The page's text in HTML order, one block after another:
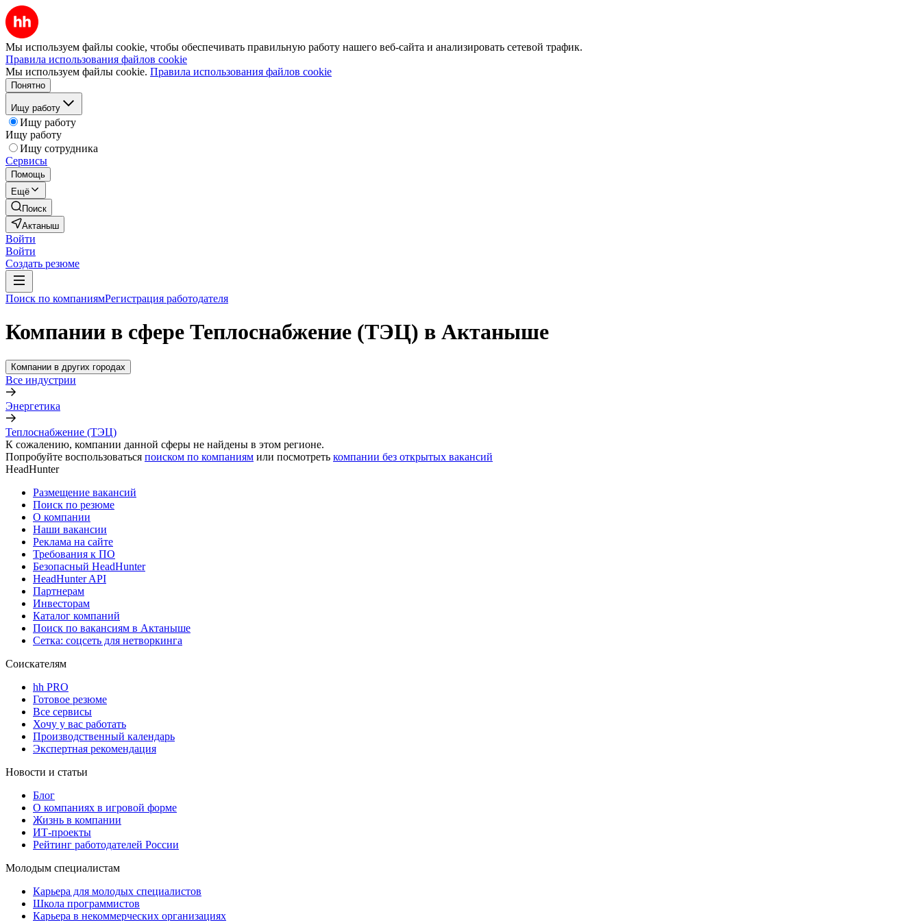
Мы используем файлы cookie, чтобы обеспечивать правильную работу нашего веб-сайта и анализировать сетевой трафик.
Правила использования файлов cookie
Мы используем файлы cookie. Правила использования файлов cookie
Понятно
Ищу работу
Ищу работу
Ищу работу
Ищу сотрудника
Сервисы
Помощь
Ещё
Поиск
Актаныш
Войти
Войти
Создать резюме
Поиск по компаниямРегистрация работодателя
Компании в сфере Теплоснабжение (ТЭЦ) в Актаныше
Компании в других городах
Все индустрии
Энергетика
Теплоснабжение (ТЭЦ)
К сожалению, компании данной сферы не найдены в этом регионе.
Попробуйте воспользоваться поиском по компаниям или посмотреть компании без открытых вакансий
HeadHunter
Размещение вакансий
Поиск по резюме
О компании
Наши вакансии
Реклама на сайте
Требования к ПО
Безопасный HeadHunter
HeadHunter API
Партнерам
Инвесторам
Каталог компаний
Поиск по вакансиям в Актаныше
Сетка: соцсеть для нетворкинга
Соискателям
hh PRO
Готовое резюме
Все сервисы
Хочу у вас работать
Производственный календарь
Экспертная рекомендация
Новости и статьи
Блог
О компаниях в игровой форме
Жизнь в компании
ИТ-проекты
Рейтинг работодателей России
Молодым специалистам
Карьера для молодых специалистов
Школа программистов
Карьера в некоммерческих организациях